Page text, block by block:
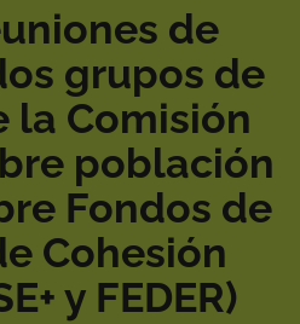
de
grupos de
la Comisión
población
Fondos de
Cohesión
y FEDER)